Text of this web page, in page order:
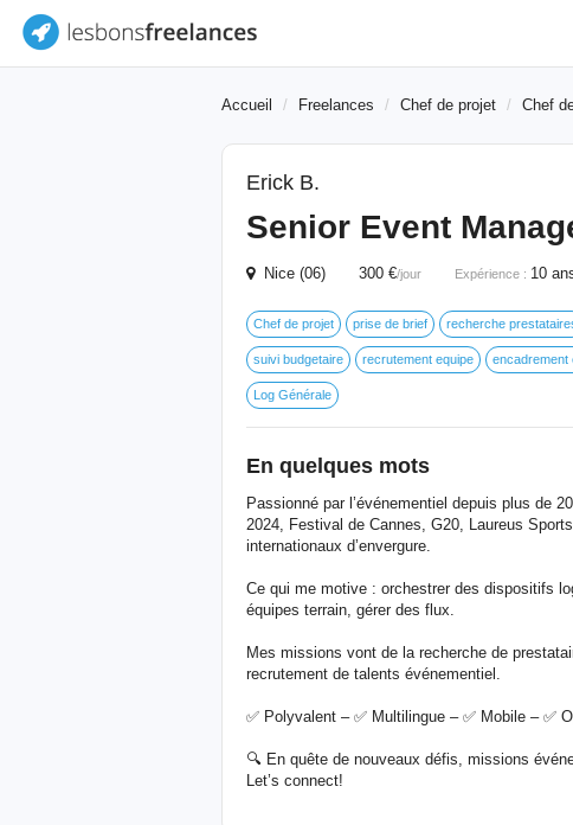
Accueil Freelances Chef de projet Chef
Erick B.
Senior Event
Nice (06) 300 €/jour Expérience : 10
Chef de projet prise de brief recherche
suivi budgetaire recrutement equipe encadrement
Log Générale
En quelques mots
Passionné par l’événementiel depuis plus de
2024, Festival de Cannes, G20, Laureus
internationaux d’envergure.
Ce qui me motive : orchestrer des dispositifs
équipes terrain, gérer des flux.
Mes missions vont de la recherche de
recrutement de talents événementiel.
✅ Polyvalent – ✅ Multilingue – ✅ Mobile – ✅
🔍 En quête de nouveaux défis, missions
Let’s connect!